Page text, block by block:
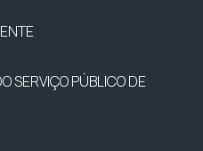
SERVIÇO PÚBLICO DE